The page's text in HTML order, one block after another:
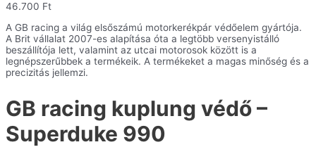
46.700 Ft
A GB racing a világ elsőszámú motorkerékpár védőelem gyártója.
A Brit vállalat 2007-es alapítása óta a legtöbb versenyistálló
beszállítója lett, valamint az utcai motorosok között is a
legnépszerűbbek a termékeik. A termékeket a magas minőség és a
precizitás jellemzi.
GB racing kuplung védő –
Superduke 990